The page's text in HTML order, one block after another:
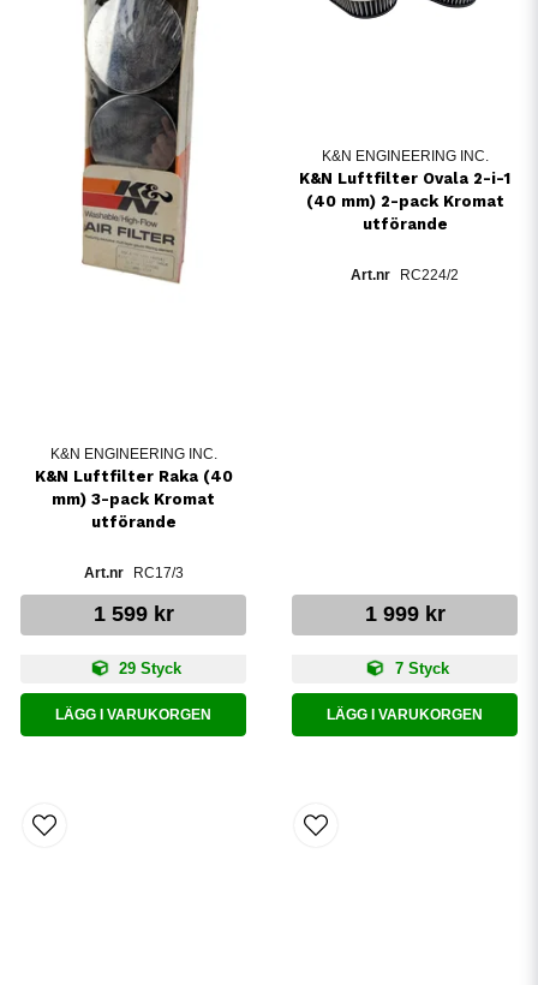
K&N ENGINEERING INC.
K&N Luftfilter Raka (40
mm) 3-pack Kromat
utförande
RC17/3
1 599 kr
29 Styck
LÄGG I VARUKORGEN
K&N ENGINEERING INC.
K&N Luftfilter Ovala 2-i-1
(40 mm) 2-pack Kromat
utförande
RC224/2
1 999 kr
7 Styck
LÄGG I VARUKORGEN